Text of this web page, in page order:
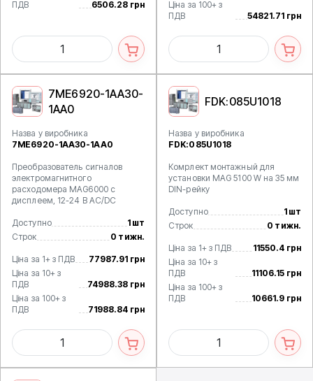
ПДВ
6506.28 грн
Ціна за 100+ з
ПДВ
54821.71 грн
7ME6920-1AA30-
1AA0
Назва у виробника
7ME6920-1AA30-1AA0
Преобразователь сигналов
электромагнитного
расходомера MAG6000 с
дисплеем, 12-24 В AC/DC
Доступно
1 шт
Строк
0 тижн.
Ціна за 1+ з ПДВ
77987.91 грн
Ціна за 10+ з
ПДВ
74988.38 грн
Ціна за 100+ з
ПДВ
71988.84 грн
FDK:085U1018
Назва у виробника
FDK:085U1018
Комрлект монтажный для
установки MAG 5100 W на 35 мм
DIN-рейку
Доступно
1 шт
Строк
0 тижн.
Ціна за 1+ з ПДВ
11550.4 грн
Ціна за 10+ з
ПДВ
11106.15 грн
Ціна за 100+ з
ПДВ
10661.9 грн